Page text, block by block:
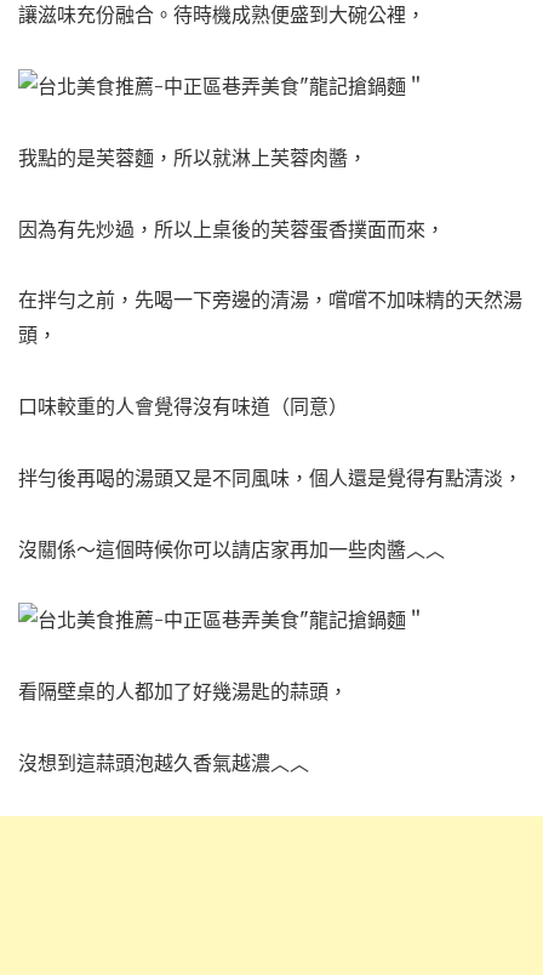
讓滋味充份融合。待時機成熟便盛到大碗公裡，
我點的是芙蓉麵，所以就淋上芙蓉肉醬，
因為有先炒過，所以上桌後的芙蓉蛋香撲面而來，
在拌勻之前，先喝一下旁邊的清湯， 嚐嚐不加味精的天然湯
頭，
口味較重的人會覺得沒有味道（同意）
拌勻後再喝的湯頭又是不同風味， 個人還是覺得有點清淡，
沒關係～這個時候你可以請店家再加一些肉醬︿︿
看隔壁桌的人都加了好幾湯匙的蒜頭，
沒想到這蒜頭泡越久香氣越濃︿︿